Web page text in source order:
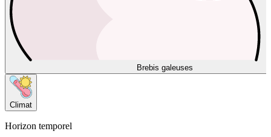
Brebis galeuses
Climat
Horizon temporel